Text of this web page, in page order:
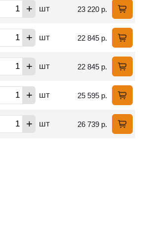
+ шт 23 220 р.
+ шт 22 845 р.
+ шт 22 845 р.
+ шт 25 595 р.
+ шт 26 739 р.